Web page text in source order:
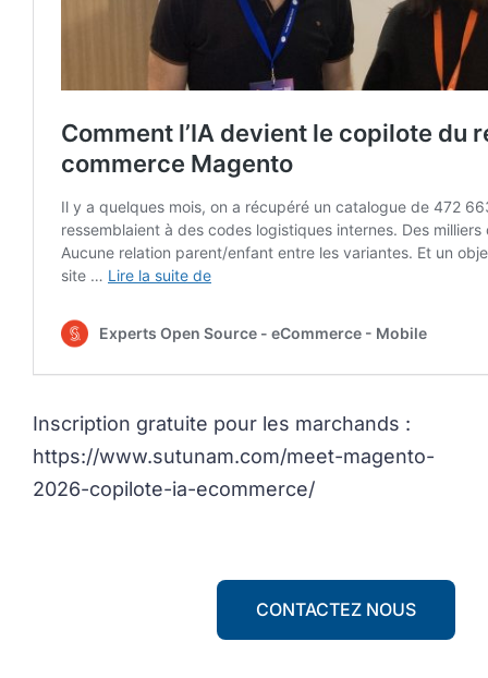
Inscription gratuite pour les marchands :
https://www.sutunam.com/meet-magento-
2026-copilote-ia-ecommerce/
CONTACTEZ NOUS